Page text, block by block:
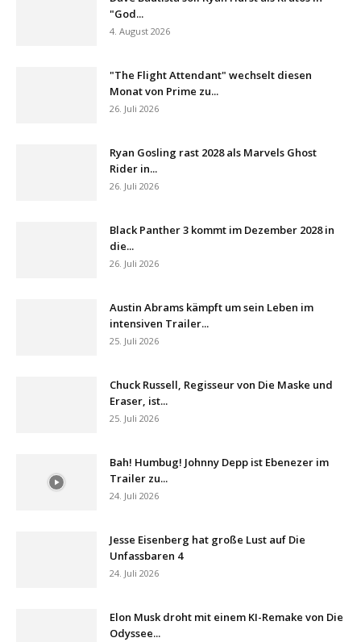
"God...
4. August 2026
"The Flight Attendant" wechselt diesen
Monat von Prime zu...
26. Juli 2026
Ryan Gosling rast 2028 als Marvels Ghost
Rider in...
26. Juli 2026
Black Panther 3 kommt im Dezember 2028 in
die...
26. Juli 2026
Austin Abrams kämpft um sein Leben im
intensiven Trailer...
25. Juli 2026
Chuck Russell, Regisseur von Die Maske und
Eraser, ist...
25. Juli 2026
Bah! Humbug! Johnny Depp ist Ebenezer im
Trailer zu...
24. Juli 2026
Jesse Eisenberg hat große Lust auf Die
Unfassbaren 4
24. Juli 2026
Elon Musk droht mit einem KI-Remake von Die
Odyssee...